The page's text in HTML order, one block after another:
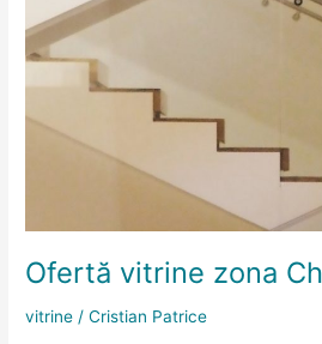
Ofertă vitrine zona
vitrine /Cristian Patrice
zona
Chiajna